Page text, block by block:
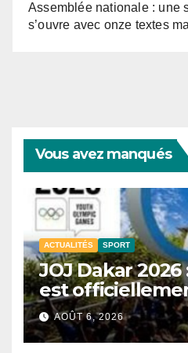
Assemblée nationale : une
s’ouvre avec onze textes
Vous avez manqués
ACTUALITÉS SPORT
JOJ Dakar
est
près d’un
disponibles.
AOÛT 6, 2026